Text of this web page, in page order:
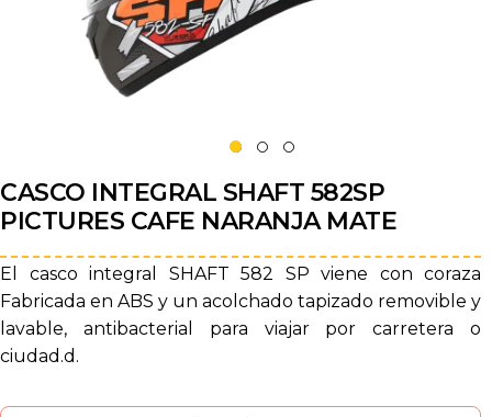
CASCO INTEGRAL SHAFT 582SP
PICTURES CAFE NARANJA MATE
El casco integral SHAFT 582 SP viene con coraza
Fabricada en ABS y un acolchado tapizado removible y
lavable, antibacterial para viajar por carretera o
ciudad.d.